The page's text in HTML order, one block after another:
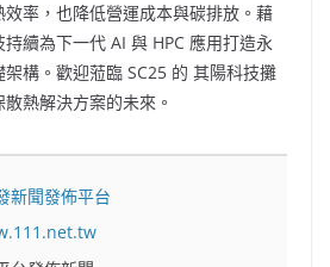
率，也降低營運成本與碳排放。藉
持續為下一代 AI 與 HPC 應用打造永
構。歡迎蒞臨 SC25 的 其陽科技攤
熱解決方案的未來。
新聞發佈平台